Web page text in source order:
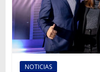
mundo
del
transporte
NOTICIAS